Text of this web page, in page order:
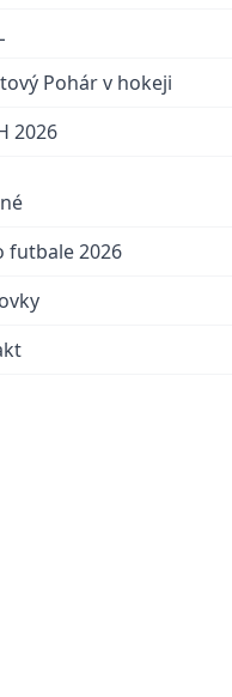
Pohár v hokeji
2026
futbale 2026
Salah
s
Miami, pri
hlási na
tisíc predaných
Borbélyho,
Fenerbahce
Kianga hral